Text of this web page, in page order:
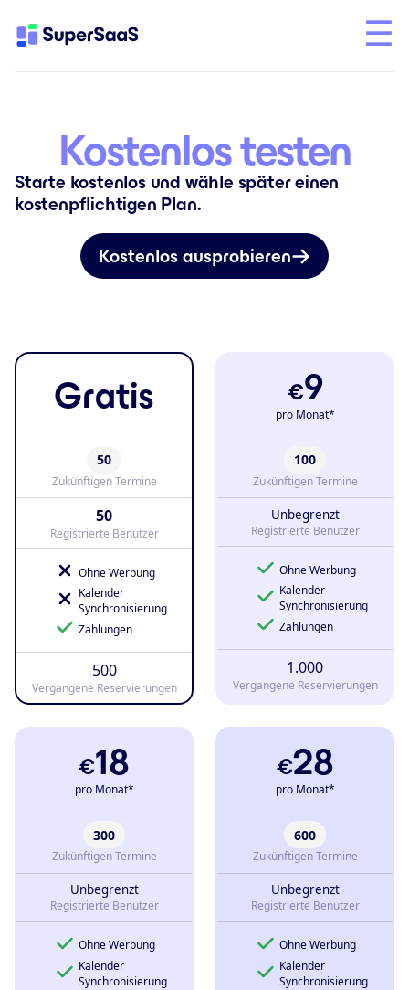
Kostenlos testen
Starte kostenlos und wähle später einen
kostenpflichtigen Plan.
Kostenlos ausprobieren
Gratis
50
Zukünftigen Termine
50
Registrierte Benutzer
Ohne Werbung
Kalender
Synchronisierung
Zahlungen
500
Vergangene Reservierungen
€9
pro Monat*
100
Zukünftigen Termine
Unbegrenzt
Registrierte Benutzer
Ohne Werbung
Kalender
Synchronisierung
Zahlungen
1.000
Vergangene Reservierungen
€18
pro Monat*
300
Zukünftigen Termine
Unbegrenzt
Registrierte Benutzer
Ohne Werbung
Kalender
Synchronisierung
€28
pro Monat*
600
Zukünftigen Termine
Unbegrenzt
Registrierte Benutzer
Ohne Werbung
Kalender
Synchronisierung